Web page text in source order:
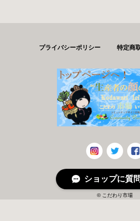
プライバシーポリシー 特定商
© こだわり市場
ショップに質